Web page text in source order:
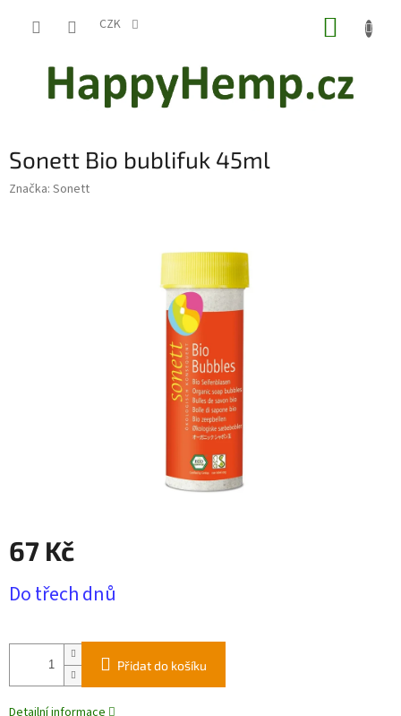
CZK
Sonett Bio bublifuk 45ml
Značka: Sonett
67 Kč
cena:
Do třech dnů
Přidat do košíku